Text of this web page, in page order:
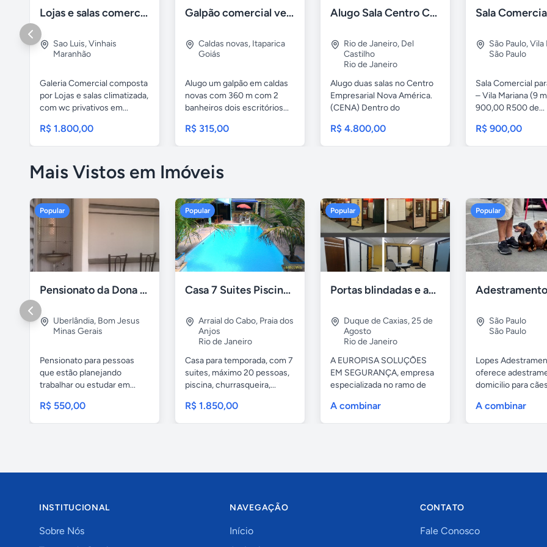
Lojas e salas comerciais no vinhais
Sao Luis,Vinhais
Maranhão
Galeria Comercial composta
por Lojas e salas climatizada,
com wc privativos em...
R$ 1.800,00
Galpão comercial vende
Caldas novas, Itaparica
Goiás
Alugo um galpão em caldas
novas com 360 m com 2
banheiros dois escritórios...
R$ 315,00
Alugo Sala Centro Comercial Nova América
Rio de Janeiro, Del
Castilho
Rio de Janeiro
Alugo duas salas no Centro
Empresarial Nova América.
(CENA) Dentro do
R$ 4.800,00
São Paulo,Vila
São Paulo
Sala Comercial
– Vila Mariana (9
900,00 R500 de...
R$ 900,00
Mais Vistos em Imóveis
Popular
Pensionato da Dona Maria - Uberlândia/MG
Uberlândia, Bom Jesus
Minas Gerais
Pensionato para pessoas
que estão planejando
trabalhar ou estudar em...
R$ 550,00
Popular
Casa 7 Suites Piscina - Praia dos Anjos
Arraial do Cabo, Praia dos
Anjos
Rio de Janeiro
Casa para temporada, com 7
suites, máximo 20 pessoas,
piscina, churrasqueira,...
R$ 1.850,00
Popular
Portas blindadas e anti-arrombamento Europisa
Duque de Caxias,25 de
Agosto
Rio de Janeiro
A EUROPISA SOLUÇÕES
EM SEGURANÇA, empresa
especializada no ramo de
A combinar
Popular
São Paulo
São Paulo
Lopes
oferece
domicilio para
A combinar
INSTITUCIONAL
Sobre Nós
NAVEGAÇÃO
Início
CONTATO
Fale Conosco